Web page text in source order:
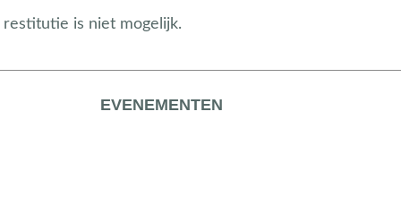
is niet mogelijk.
EVENEMENTEN